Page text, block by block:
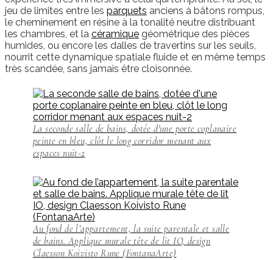
jeu de limites entre les parquets anciens à bâtons rompus,
le cheminement en résine à la tonalité neutre distribuant
les chambres, et la céramique géométrique des pièces
humides, ou encore les dalles de travertins sur les seuils,
nourrit cette dynamique spatiale fluide et en même temps
très scandée, sans jamais être cloisonnée.
La seconde salle de bains, dotée d'une porte coplanaire
peinte en bleu, clôt le long corridor menant aux
espaces nuit-2
Au fond de l’appartement, la suite parentale et salle
de bains. Applique murale tête de lit IO, design
Claesson Koivisto Rune (FontanaArte)